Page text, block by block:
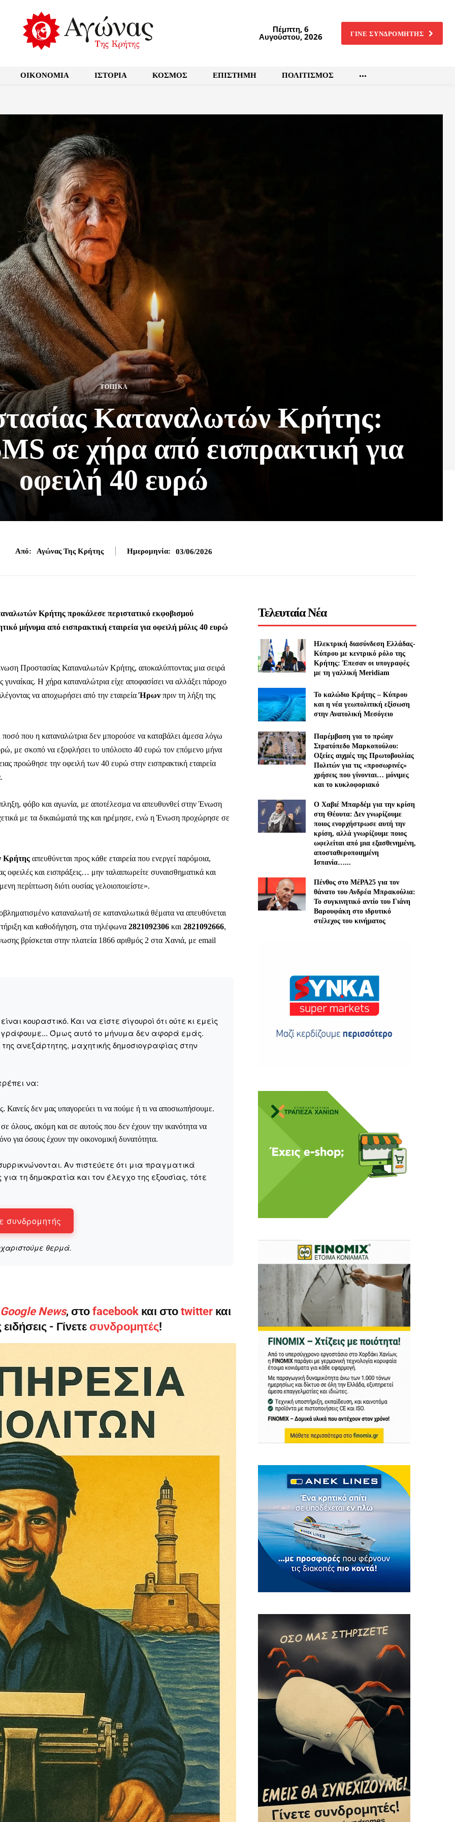
μπορεί να είναι κουραστικό. Και να είστε σίγουροί ότι ούτε κι εμείς
από το να τα γράφουμε... Όμως αυτό το μήνυμα δεν αφορά εμάς. Αφορά κάτι
της ανεξάρτητης, μαχητικής δημοσιογραφίας στην Kρήτη.
γιατί μας επιτρέπει να:
χωρίς φόβο και εξαρτήσεις. Κανείς δεν μας υπαγορεύει τι να πούμε ή τι να
μας προσβάσιμη σε όλους, ακόμη και σε αυτούς που δεν έχουν την
Χωρίς paywall, χωρίς προνόμια μόνο για όσους έχουν την οικονομική δυνατότητα.
τα έσοδα διαρκώς συρρικνώνονται. Αν πιστεύετε ότι μια πραγματικά ελεύθερη
σημασίας για τη δημοκρατία και τον έλεγχο της εξουσίας, τότε δώστε μας τη δύναμη
Σας ευχαριστούμε θερμά.
Πέμπτη, 6
Αυγούστου, 2026 ΓΙΝΕ ΣΥΝΔΡΟΜΗΤΗΣ
OIKONOMIA ΙΣΤΟΡΙΑ ΚΟΣΜΟΣ ΕΠΙΣΤΗΜΗ ΠΟΛΙΤΙΣΜΟΣ
ΤΟΠΙΚΑ
Καταναλωτών Κρήτης:
σε χήρα από εισπρακτική για
οφειλή 40 ευρώ
Από: Αγώνας Της Κρήτης Ημερομηνία: 03/06/2026
Κρήτης προκάλεσε περιστατικό εκφοβισμού
μήνυμα από εισπρακτική εταιρεία για οφειλή μόλις 40 ευρώ
Προστασίας Καταναλωτών Κρήτης, αποκαλύπτοντας μια σειρά
Η χήρα καταναλώτρια είχε αποφασίσει να αλλάξει πάροχο
να αποχωρήσει από την εταιρείαΉρων πριν τη λήξη της
που η καταναλώτρια δεν μπορούσε να καταβάλει άμεσα λόγω
με σκοπό να εξοφλήσει το υπόλοιπο 40 ευρώ τον επόμενο μήνα
προώθησε την οφειλή των 40 ευρώ στην εισπρακτική εταιρεία
φόβο και αγωνία, με αποτέλεσμα να απευθυνθεί στην Ένωση
με τα δικαιώματά της και ηρέμησε, ενώ η Ένωση προχώρησε σε
Κρήτης απευθύνεται προς κάθε εταιρεία που ενεργεί παρόμοια,
οφειλές και εισπράξεις… μην ταλαιπωρείτε συναισθηματικά και
περίπτωση διότι ουσίας γελοιοποιείστε».
καταναλωτή σε καταναλωτικά θέματα να απευθύνεται
και καθοδήγηση, στα τηλέφωνα 2821092306 και 2821092666,
βρίσκεται στην πλατεία 1866 αριθμός 2 στα Χανιά, με email
κουραστικό. Και να είστε σίγουροί ότι ούτε κι εμείς
γράφουμε... Όμως αυτό το μήνυμα δεν αφορά εμάς.
ανεξάρτητης, μαχητικής δημοσιογραφίας στην
να:
Κανείς δεν μας υπαγορεύει τι να πούμε ή τι να αποσιωπήσουμε.
όλους, ακόμη και σε αυτούς που δεν έχουν την ικανότητα να
για όσους έχουν την οικονομική δυνατότητα.
Αν πιστεύετε ότι μια πραγματικά
τη δημοκρατία και τον έλεγχο της εξουσίας, τότε
συνδρομητής
θερμά.
News, στο facebook και στο twitterκαι
- Γίνετε συνδρομητές!
Τελευταία Νέα
Ηλεκτρική διασύνδεση Ελλάδας-
Κύπρου με κεντρικό ρόλο της
Κρήτης: Έπεσαν οι υπογραφές
με τη γαλλική Meridiam
Το καλώδιο Κρήτης – Κύπρου
και η νέα γεωπολιτική εξίσωση
στην Ανατολική Μεσόγειο
Παρέμβαση για το πρώην
Στρατόπεδο Μαρκοπούλου:
Οξείες αιχμές της Πρωτοβουλίας
Πολιτών για τις «προσωρινές»
χρήσεις που γίνονται… μόνιμες
και το κυκλοφοριακό
Ο Χαβιέ Μπαρδέμ για την κρίση
στη Θέουτα: Δεν γνωρίζουμε
ποιος ενορχήστρωσε αυτή την
κρίση, αλλά γνωρίζουμε ποιος
ωφελείται από μια εξασθενημένη,
αποσταθεροποιημένη
Ισπανία…...
Πένθος στο ΜέΡΑ25 για τον
θάνατο του Ανδρέα Μπρακούλια:
Το συγκινητικό αντίο του Γιάνη
Βαρουφάκη στο ιδρυτικό
στέλεχος του κινήματος